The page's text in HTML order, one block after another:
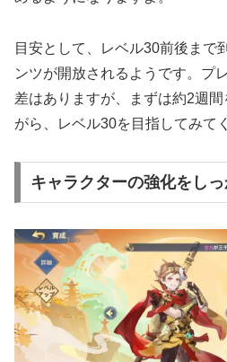
目安として、レベル30前後まで
ンツが開放されるようです。プ
差はありますが、まずは約2週
がら、レベル30を目指してみて
キャラクターの強化をしっ